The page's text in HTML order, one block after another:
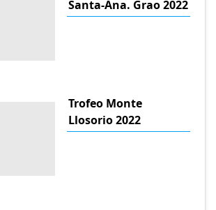
Santa-Ana. Grao 2022
Trofeo Monte
Llosorio 2022